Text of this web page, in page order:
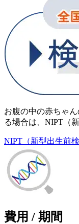
お腹の中の赤ちゃ
る場合は、 NIPT（
NIPT（新型出生前検
費用 / 期間